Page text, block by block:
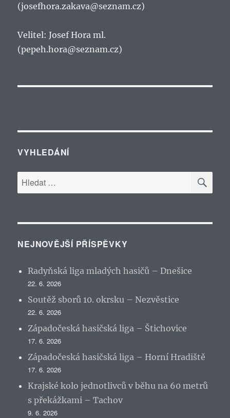
(josefhora.zakava@seznam.cz)
Velitel: Josef Hora ml.
(pepeh.hora@seznam.cz)
VYHLEDÁNÍ
Hledat:
NEJNOVĚJŠÍ PŘÍSPĚVKY
Radyňská liga mladých hasičů – Dnešice
22. 6. 2026
Soutěž sborů 10. okrsku – Nezvěstice
22. 6. 2026
Západočeská hasičská liga – Štichovice
17. 6. 2026
Západočeská hasičská liga – Horní Hradiště
17. 6. 2026
Krajské kolo jednotlivců v běhu na 60 metrů
s překážkami – Tachov
9. 6. 2026